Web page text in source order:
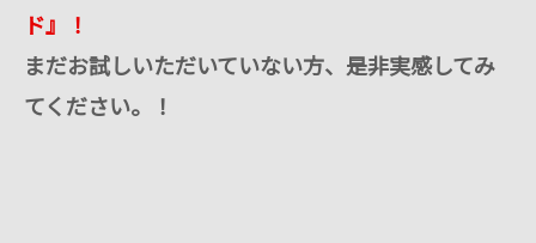
ド』！
まだお試しいただいていない方、是非実感してみ
てください。！